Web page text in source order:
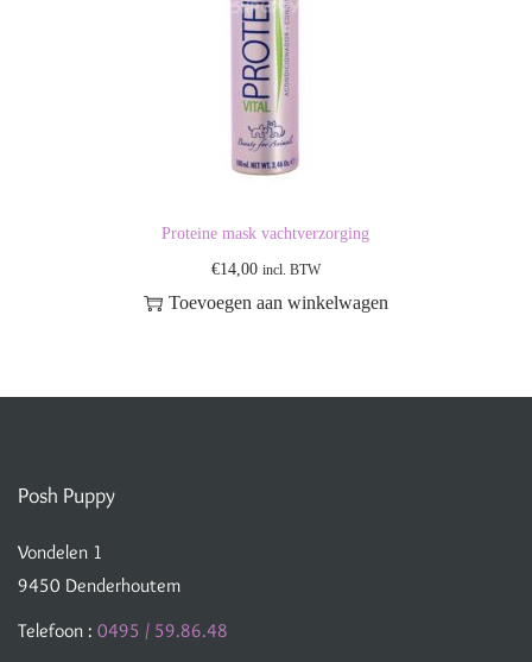
Proteine mask vachtverzorging
€14,00 incl. BTW
Toevoegen aan winkelwagen
Posh Puppy
Vondelen 1
9450 Denderhoutem
Telefoon : 0495 / 59.86.48